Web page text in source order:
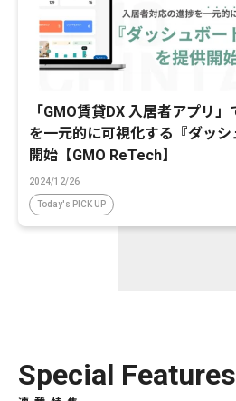
「GMO賃貸DX 入居者アプリ
を一元的に可視化する『ダッ
開始【GMO ReTech】
2024/12/26
Today's PICK UP
Special Features